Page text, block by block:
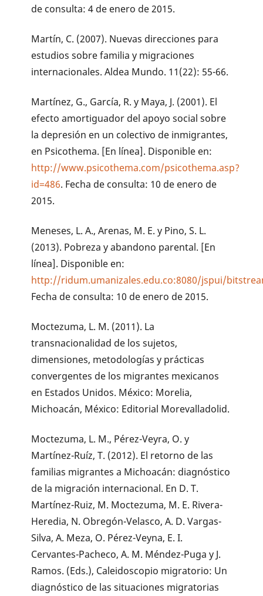
de consulta: 4 de enero de 2015.
Martín, C. (2007). Nuevas direcciones para
estudios sobre familia y migraciones
internacionales. Aldea Mundo. 11(22): 55-66.
Martínez, G., García, R. y Maya, J. (2001). El
efecto amortiguador del apoyo social sobre
la depresión en un colectivo de inmigrantes,
en Psicothema. [En línea]. Disponible en:
http://www.psicothema.com/psicothema.asp?
id=486. Fecha de consulta: 10 de enero de
2015.
Meneses, L. A., Arenas, M. E. y Pino, S. L.
(2013). Pobreza y abandono parental. [En
línea]. Disponible en:
http://ridum.umanizales.edu.co:8080/jspui/
Fecha de consulta: 10 de enero de 2015.
Moctezuma, L. M. (2011). La
transnacionalidad de los sujetos,
dimensiones, metodologías y prácticas
convergentes de los migrantes mexicanos
en Estados Unidos. México: Morelia,
Michoacán, México: Editorial Morevalladolid.
Moctezuma, L. M., Pérez-Veyra, O. y
Martínez-Ruíz, T. (2012). El retorno de las
familias migrantes a Michoacán: diagnóstico
de la migración internacional. En D. T.
Martínez-Ruiz, M. Moctezuma, M. E. Rivera-
Heredia, N. Obregón-Velasco, A. D. Vargas-
Silva, A. Meza, O. Pérez-Veyna, E. I.
Cervantes-Pacheco, A. M. Méndez-Puga y J.
Ramos. (Eds.), Caleidoscopio migratorio: Un
diagnóstico de las situaciones migratorias